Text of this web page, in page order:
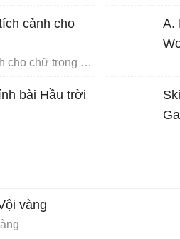
cảnh cho
Phân tích cảnh cho chữ trong Chữ người tử tù
bài Hầu trời
A.
vàng